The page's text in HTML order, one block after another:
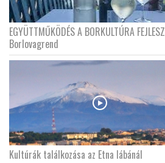
EGYÜTTMŰKÖDÉS A BORKULTÚRA
Borlovagrend
Kultúrák találkozása az Etna lábánál